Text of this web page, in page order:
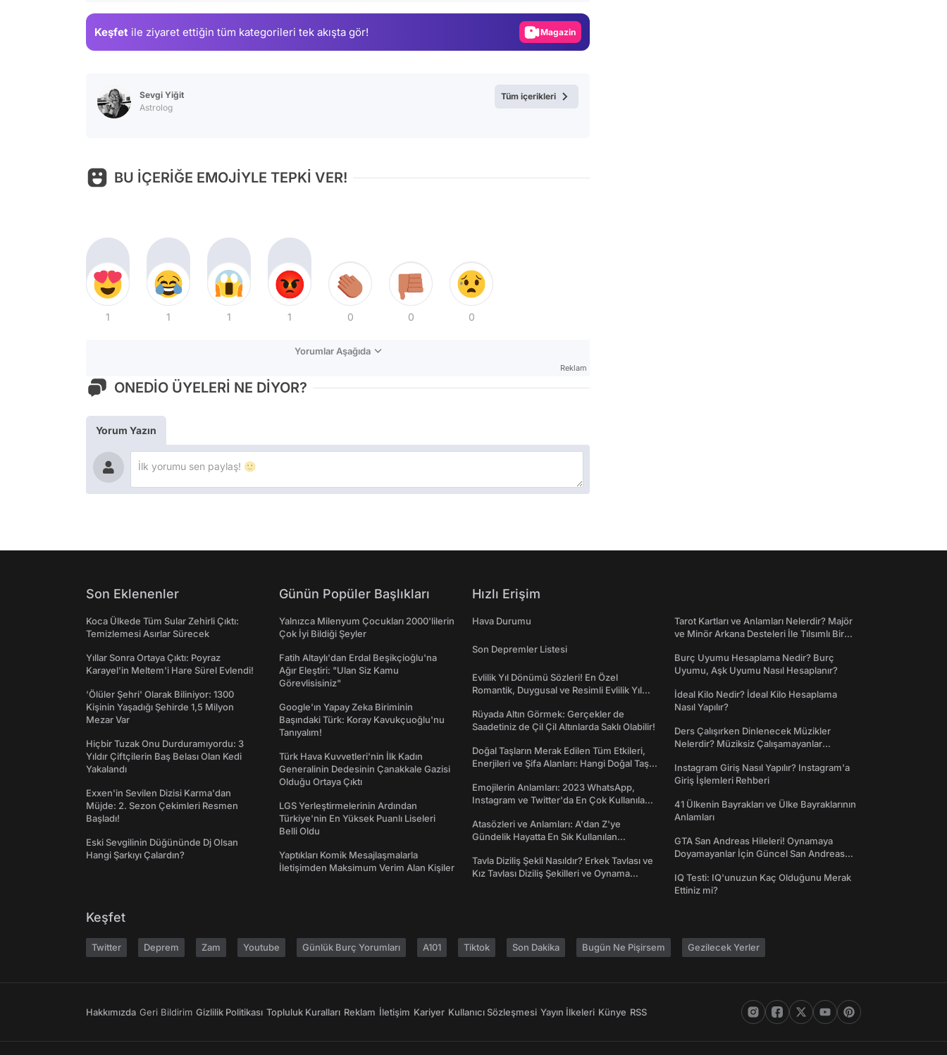
Keşfet ile ziyaret ettiğin tüm kategorileri tek akışta gör! Magazin
Sevgi Yiğit
Astrolog
Tüm içerikleri
BU İÇERİĞE EMOJİYLE TEPKİ VER!
1 1 1 1 0 0 0
Yorumlar Aşağıda
Reklam
ONEDİO ÜYELERİ NE DİYOR?
Yorum Yazın
Son Eklenenler
Koca Ülkede Tüm Sular Zehirli Çıktı:
Temizlemesi Asırlar Sürecek
Yıllar Sonra Ortaya Çıktı: Poyraz
Karayel'in Meltem'i Hare Sürel Evlendi!
'Ölüler Şehri' Olarak Biliniyor: 1300
Kişinin Yaşadığı Şehirde 1,5 Milyon
Mezar Var
Hiçbir Tuzak Onu Durduramıyordu: 3
Yıldır Çiftçilerin Baş Belası Olan Kedi
Yakalandı
Exxen'in Sevilen Dizisi Karma'dan
Müjde: 2. Sezon Çekimleri Resmen
Başladı!
Eski Sevgilinin Düğününde Dj Olsan
Hangi Şarkıyı Çalardın?
Günün Popüler Başlıkları
Yalnızca Milenyum Çocukları 2000'lilerin
Çok İyi Bildiği Şeyler
Fatih Altaylı'dan Erdal Beşikçioğlu'na
Ağır Eleştiri: "Ulan Siz Kamu
Görevlisisiniz"
Google'ın Yapay Zeka Biriminin
Başındaki Türk: Koray Kavukçuoğlu'nu
Tanıyalım!
Türk Hava Kuvvetleri'nin İlk Kadın
Generalinin Dedesinin Çanakkale Gazisi
Olduğu Ortaya Çıktı
LGS Yerleştirmelerinin Ardından
Türkiye'nin En Yüksek Puanlı Liseleri
Belli Oldu
Yaptıkları Komik Mesajlaşmalarla
İletişimden Maksimum Verim Alan Kişiler
Hızlı Erişim
Hava Durumu
Son Depremler Listesi
Evlilik Yıl Dönümü Sözleri! En Özel
Romantik, Duygusal ve Resimli Evlilik Yıl
Rüyada Altın Görmek: Gerçekler de
Saadetiniz de Çil Çil Altınlarda Saklı Olabilir!
Doğal Taşların Merak Edilen Tüm Etkileri,
Enerjileri ve Şifa Alanları: Hangi Doğal Taş
Emojilerin Anlamları: 2023 WhatsApp,
Instagram ve Twitter'da En Çok Kullanılan
Atasözleri ve Anlamları: A'dan Z'ye
Gündelik Hayatta En Sık Kullanılan
Tavla Diziliş Şekli Nasıldır? Erkek Tavlası ve
Kız Tavlası Diziliş Şekilleri ve Oynama
Tarot Kartları ve Anlamları Nelerdir? Majör
ve Minör Arkana Desteleri İle Tılsımlı Bir
Burç Uyumu Hesaplama Nedir? Burç
Uyumu, Aşk Uyumu Nasıl Hesaplanır?
İdeal Kilo Nedir? İdeal Kilo Hesaplama
Nasıl Yapılır?
Ders Çalışırken Dinlenecek Müzikler
Nelerdir? Müziksiz Çalışamayanlar
Instagram Giriş Nasıl Yapılır? Instagram'a
Giriş İşlemleri Rehberi
41 Ülkenin Bayrakları ve Ülke Bayraklarının
Anlamları
GTA San Andreas Hileleri! Oynamaya
Doyamayanlar İçin Güncel San Andreas
IQ Testi: IQ'unuzun Kaç Olduğunu Merak
Ettiniz mi?
Keşfet
Twitter Deprem Zam Youtube Günlük Burç Yorumları A101 Tiktok Son Dakika Bugün Ne Pişirsem Gezilecek Yerler
Hakkımızda Geri Bildirim Gizlilik Politikası Topluluk Kuralları Reklam İletişim Kariyer Kullanıcı Sözleşmesi Yayın İlkeleri Künye RSS